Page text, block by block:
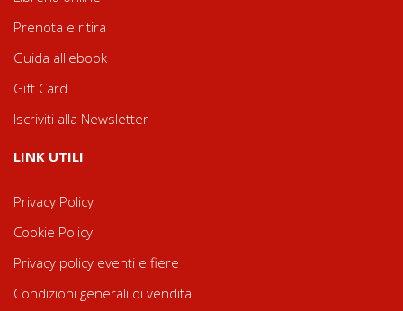
Prenota e ritira
Guida all'ebook
Gift Card
Iscriviti alla Newsletter
LINK UTILI
Privacy Policy
Cookie Policy
Privacy policy eventi e fiere
Condizioni generali di vendita